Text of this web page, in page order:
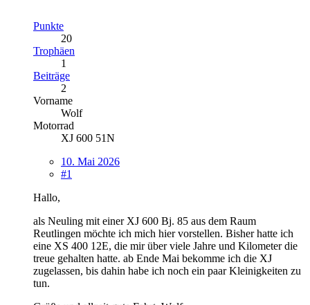
Punkte
20
Trophäen
1
Beiträge
2
Vorname
Wolf
Motorrad
XJ 600 51N
10. Mai 2026
#1
Hallo,
als Neuling mit einer XJ 600 Bj. 85 aus dem Raum
Reutlingen möchte ich mich hier vorstellen. Bisher hatte ich
eine XS 400 12E, die mir über viele Jahre und Kilometer die
treue gehalten hatte. ab Ende Mai bekomme ich die XJ
zugelassen, bis dahin habe ich noch ein paar Kleinigkeiten zu
tun.